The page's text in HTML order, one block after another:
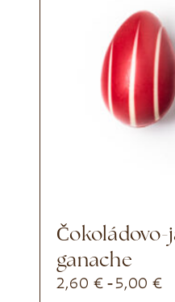
Čokoládovo-jahodová
ganache
2,60 € -5,00€